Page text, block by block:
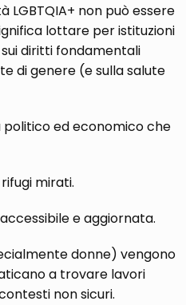
LGBTQIA+ non può essere
lottare per istituzioni
diritti fondamentali
di genere (e sulla salute
politico ed economico che
mirati.
e aggiornata.
donne) vengono
a trovare lavori
non sicuri.